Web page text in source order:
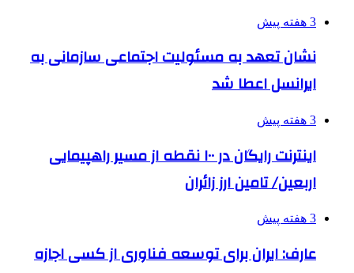
3 هفته پیش
نشان تعهد به مسئولیت اجتماعی سازمانی به
ایرانسل اعطا شد
3 هفته پیش
اینترنت رایگان در ۱۰۰ نقطه از مسیر راهپیمایی
اربعین/ تامین ارز زائران
3 هفته پیش
عارف: ایران برای توسعه فناوری از کسی اجازه